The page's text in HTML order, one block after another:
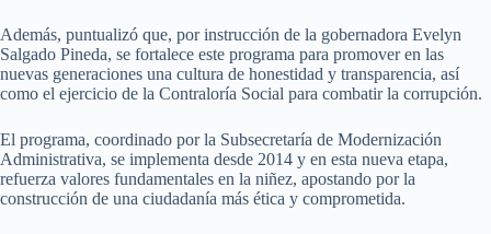
Además, puntualizó que, por instrucción de la gobernadora Evelyn
Salgado Pineda, se fortalece este programa para promover en las
nuevas generaciones una cultura de honestidad y transparencia, así
como el ejercicio de la Contraloría Social para combatir la corrupción.
El programa, coordinado por la Subsecretaría de Modernización
Administrativa, se implementa desde 2014 y en esta nueva etapa,
refuerza valores fundamentales en la niñez, apostando por la
construcción de una ciudadanía más ética y comprometida.